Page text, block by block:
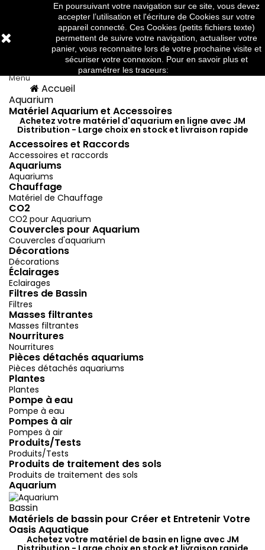
En poursuivant votre navigation sur ce site, vous devez
accepter l’utilisation et l'écriture de Cookies sur votre
appareil connecté. Ces Cookies (petits fichiers texte)
permettent de suivre votre navigation, actualiser votre
panier, vous reconnaitre lors de votre prochaine visite et
sécuriser votre connexion. Pour en savoir plus et
paramétrer les traceurs:
Téléphone:03 88 91 95 10
 
Menu
Accueil
Aquarium
Matériel Aquarium et Accessoires
Achetez votre matériel d'aquarium en ligne avec JM
Distribution - Large choix en stock et livraison rapide
Accessoires et Raccords
Accessoires et raccords
Aquariums
Aquariums
Chauffage
Matériel de Chauffage
CO2
CO2 pour Aquarium
Couvercles pour Aquarium
Couvercles d'aquarium
Décorations
Décorations
Éclairages
Eclairages
Filtres de Bassin
Filtres
Masses filtrantes
Masses filtrantes
Nourritures
Nourritures
Pièces détachés aquariums
Pièces détachés aquariums
Plantes
Plantes
Pompe à eau
Pompe à eau
Pompes à air
Pompes à air
Produits/Tests
Produits/Tests
Produits de traitement des sols
Produits de traitement des sols
Aquarium
Bassin
Matériels de bassin pour Créer et Entretenir Votre
Oasis Aquatique
Achetez votre matériel de basin en ligne avec JM